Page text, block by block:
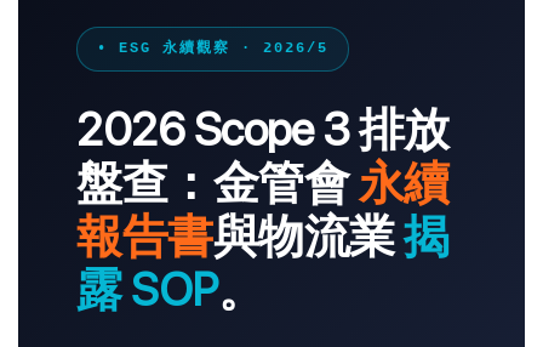
• ESG 永續觀察 · 2026/5
2026 Scope 3 排放
盤查：金管會永續
報告書與物流業揭
露 SOP。